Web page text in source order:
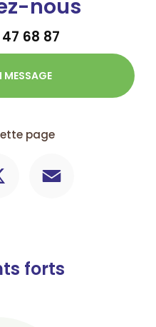
nous
68 87
MESSAGE
page
forts